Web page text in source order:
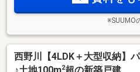
※SUUMO
西野川【4LDK＋大型収納】
2